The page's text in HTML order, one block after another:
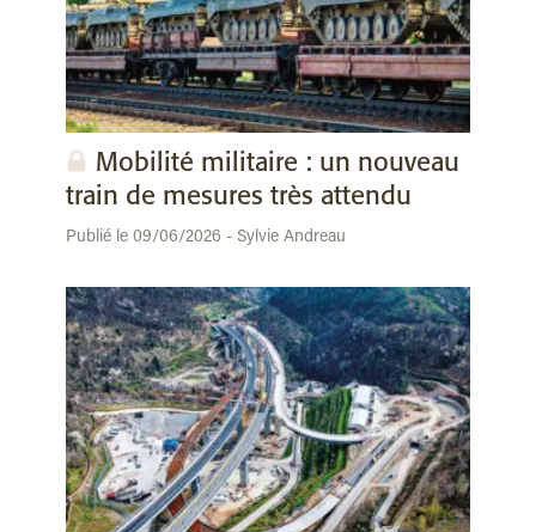
Mobilité militaire : un nouveau
train de mesures très attendu
Publié le 09/06/2026 - Sylvie Andreau